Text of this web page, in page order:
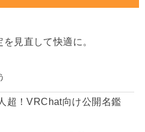
見直して快適に。
超！VRChat向け公開名鑑